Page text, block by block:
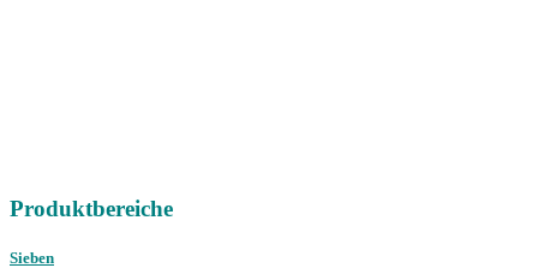
Produktbereiche
Sieben